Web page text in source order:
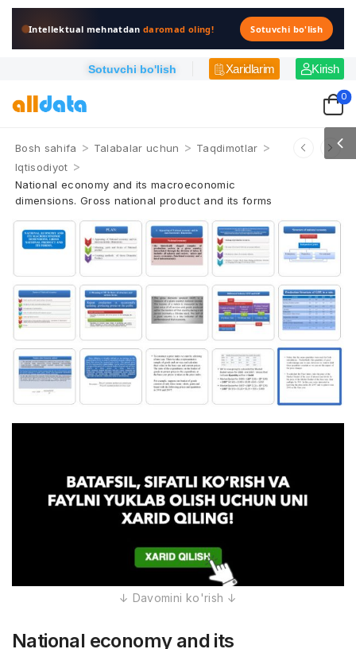
Intellektual mehnatdandaromad oling! Sotuvchi bo'lish
Sotuvchi bo'lish Xaridlarim Kirish
0
Bosh sahifa > Talabalar uchun > Taqdimotlar >
Iqtisodiyot >
National economy and its macroeconomic
dimensions. Gross national product and its forms
National economy and its